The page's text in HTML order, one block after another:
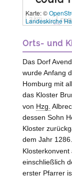
3 km
Karte: ©
Landeskirche
Orts- und
Das Dorf
wurde Anfang
Homburg mit
das Kloster
von Hzg.
dessen Sohn
Kloster
dem Jahr 1286.
einschließlich
erster Pfarrer